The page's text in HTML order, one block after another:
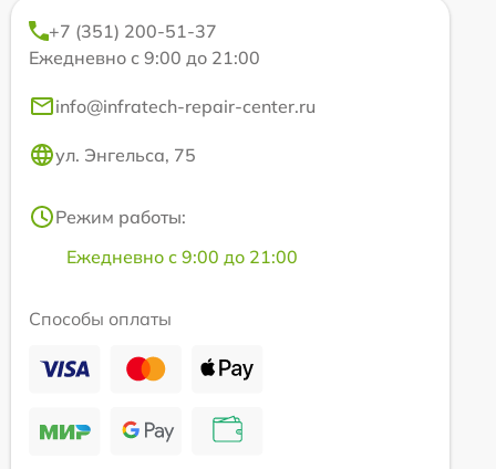
+7 (351) 200-51-37
Ежедневно с 9:00 до 21:00
info@infratech-repair-center.ru
ул. Энгельса, 75
Режим работы:
Ежедневно с 9:00 до 21:00
Способы оплаты